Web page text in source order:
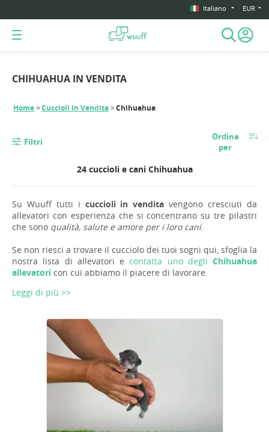
Italiano EUR
CHIHUAHUA IN VENDITA
Home Cuccioli in Vendita Chihuahua
Filtri
Ordina
per
24 cuccioli e cani Chihuahua
Su Wuuff tutti i cuccioli in vendita vengono cresciuti da
allevatori con esperienza che si concentrano su tre pilastri
che sono qualità, salute e amore per i loro cani.
Se non riesci a trovare il cucciolo dei tuoi sogni qui, sfoglia la
nostra lista di allevatori econtatta uno degli Chihuahua
allevatori con cui abbiamo il piacere di lavorare.
Leggi di più >>